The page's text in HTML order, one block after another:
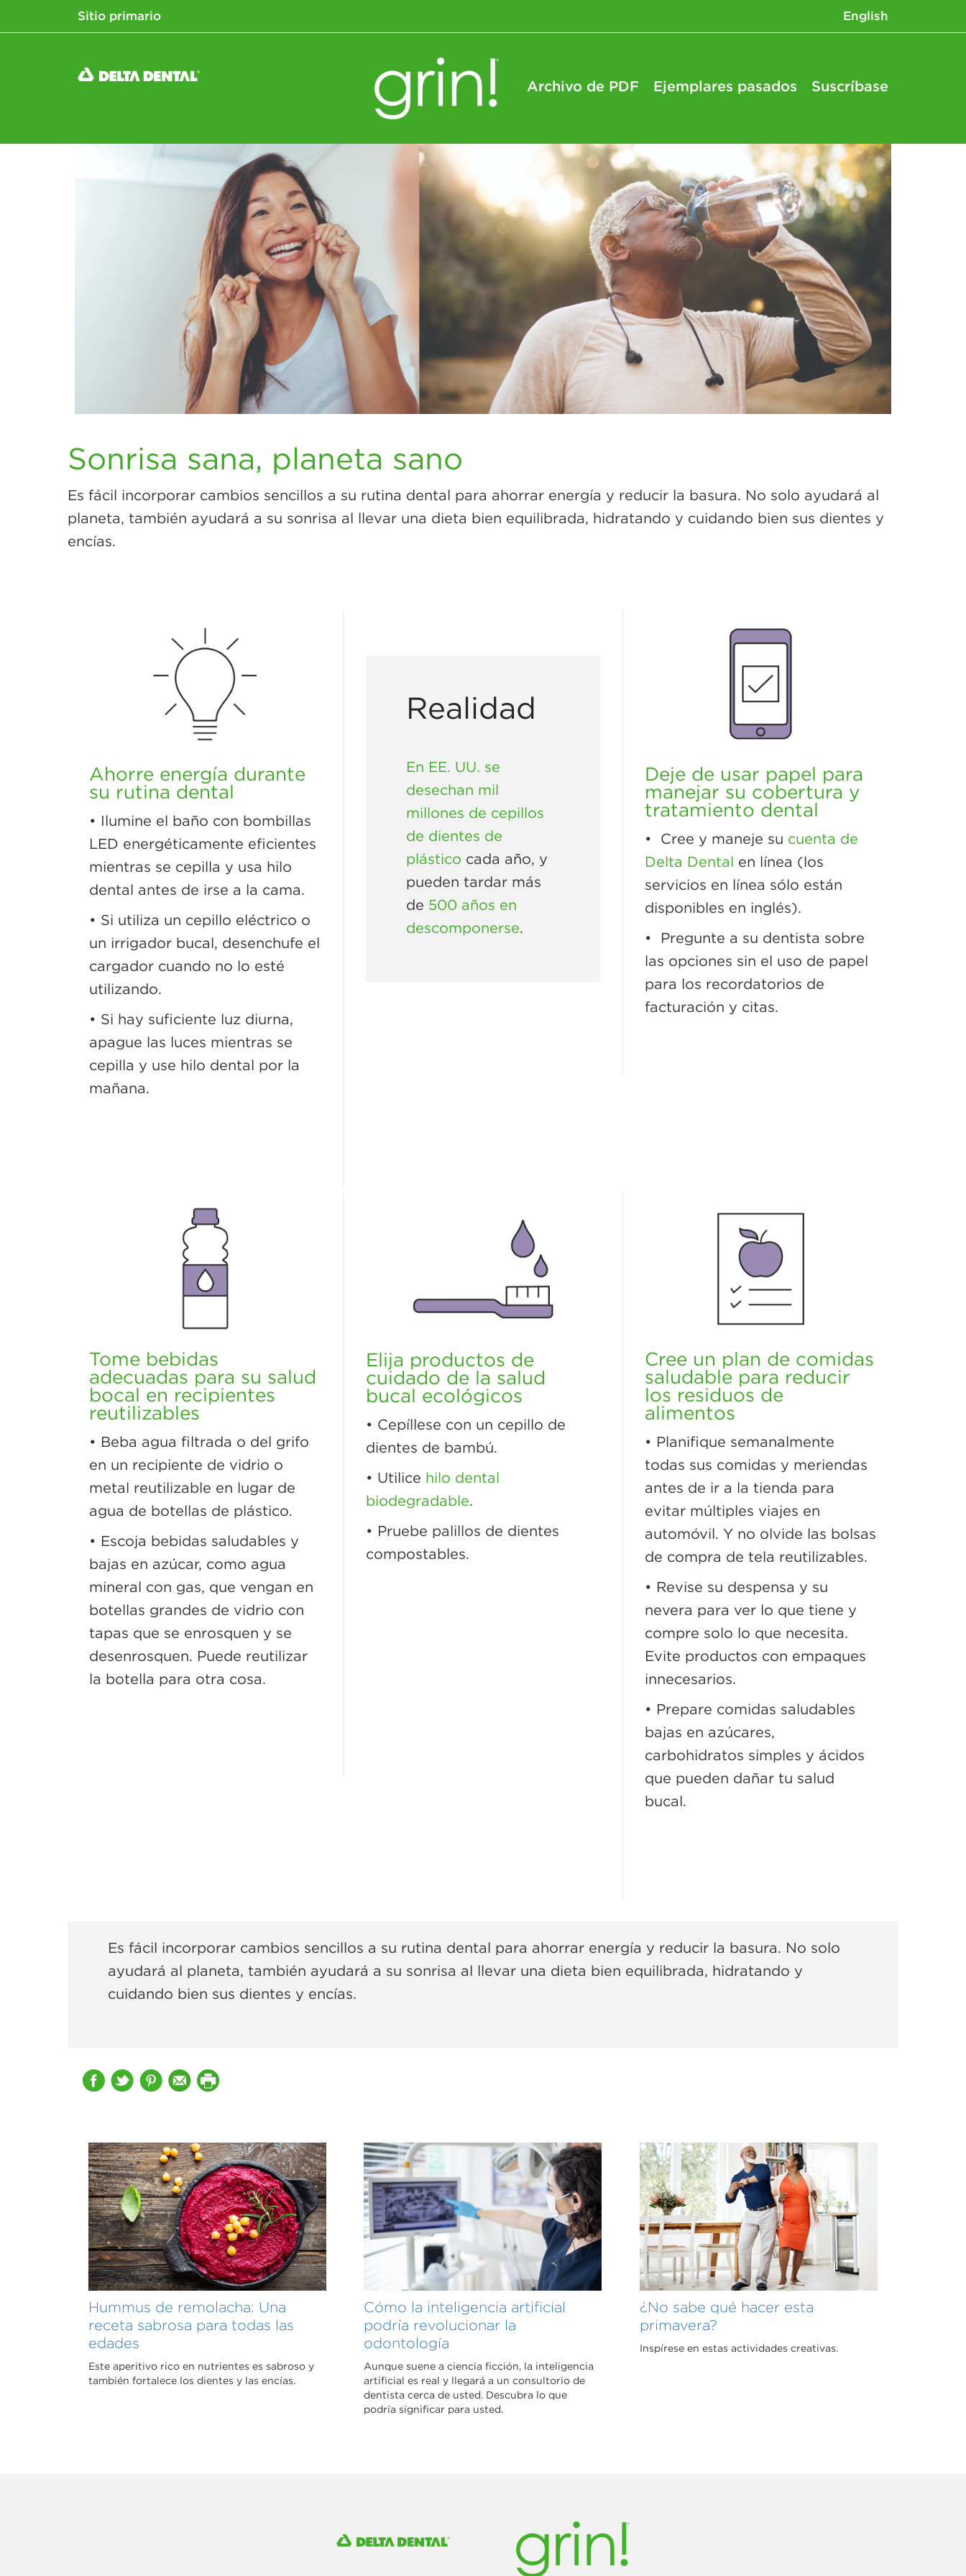
Sitio primario English
Archivo de PDF Ejemplares pasados Suscríbase
Sonrisa sana, planeta sano
Es fácil incorporar cambios sencillos a su rutina dental para ahorrar energía y reducir la basura. No solo ayudará al
planeta, también ayudará a su sonrisa al llevar una dieta bien equilibrada, hidratando y cuidando bien sus dientes y
encías.
Ahorre energía durante
su rutina dental
• Ilumine el baño con bombillas
LED energéticamente eficientes
mientras se cepilla y usa hilo
dental antes de irse a la cama.
• Si utiliza un cepillo eléctrico o
un irrigador bucal, desenchufe el
cargador cuando no lo esté
utilizando.
• Si hay suficiente luz diurna,
apague las luces mientras se
cepilla y use hilo dental por la
mañana.
Realidad
En EE. UU. se
desechan mil
millones de cepillos
de dientes de
plástico cada año, y
pueden tardar más
de 500 años en
descomponerse.
Deje de usar papel para
manejar su cobertura y
tratamiento dental
• Cree y maneje su cuenta de
Delta Dental en línea (los
servicios en línea sólo están
disponibles en inglés).
• Pregunte a su dentista sobre
las opciones sin el uso de papel
para los recordatorios de
facturación y citas.
Tome bebidas
adecuadas para su salud
bocal en recipientes
reutilizables
• Beba agua filtrada o del grifo
en un recipiente de vidrio o
metal reutilizable en lugar de
agua de botellas de plástico.
• Escoja bebidas saludables y
bajas en azúcar, como agua
mineral con gas, que vengan en
botellas grandes de vidrio con
tapas que se enrosquen y se
desenrosquen. Puede reutilizar
la botella para otra cosa.
Elija productos de
cuidado de la salud
bucal ecológicos
• Cepíllese con un cepillo de
dientes de bambú.
• Utilice hilo dental
biodegradable.
• Pruebe palillos de dientes
compostables.
Cree un plan de comidas
saludable para reducir
los residuos de
alimentos
• Planifique semanalmente
todas sus comidas y meriendas
antes de ir a la tienda para
evitar múltiples viajes en
automóvil. Y no olvide las bolsas
de compra de tela reutilizables.
• Revise su despensa y su
nevera para ver lo que tiene y
compre solo lo que necesita.
Evite productos con empaques
innecesarios.
• Prepare comidas saludables
bajas en azúcares,
carbohidratos simples y ácidos
que pueden dañar tu salud
bucal.
Es fácil incorporar cambios sencillos a su rutina dental para ahorrar energía y reducir la basura. No solo
ayudará al planeta, también ayudará a su sonrisa al llevar una dieta bien equilibrada, hidratando y
cuidando bien sus dientes y encías.
Hummus de remolacha: Una
receta sabrosa para todas las
edades
Este aperitivo rico en nutrientes es sabroso y
también fortalece los dientes y las encías.
Cómo la inteligencia artificial
podría revolucionar la
odontología
Aunque suene a ciencia ficción, la inteligencia
artificial es real y llegará a un consultorio de
dentista cerca de usted. Descubra lo que
podría significar para usted.
¿No sabe qué hacer esta
primavera?
Inspírese en estas actividades creativas.